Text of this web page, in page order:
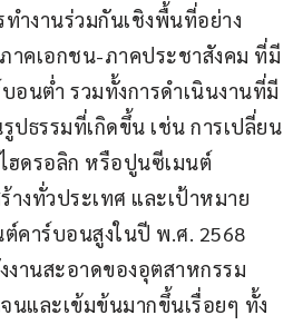
ำงานร่วมกันเชิงพื้นที่อย่าง
าคเอกชน-ภาคประชาสังคม ที่มี
อนต่ำ รวมทั้งการดำเนินงานที่มี
ปธรรมที่เกิดขึ้น เช่น การเปลี่ยน
ฮดรอลิก หรือปูนซีเมนต์
างทั่วประเทศ และเป้าหมาย
คาร์บอนสูงในปี พ.ศ. 2568
งานสะอาดของอุตสาหกรรม
นและเข้มข้นมากขึ้นเรื่อยๆ ทั้ง